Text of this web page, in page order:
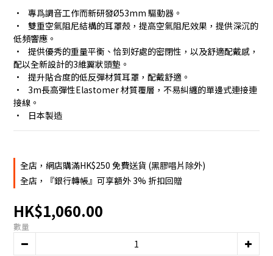
•	專爲調音工作而新研發Ø53mm 驅動器。
•	雙重空氣阻尼結構的耳罩殼，提高空氣阻尼效果，提供深沉的
低頻響應。
•	提供優秀的重量平衡、恰到好處的密閉性，以及舒適配戴感，
配以全新設計的3維翼狀頭墊。
•	提升貼合度的低反彈材質耳罩，配戴舒適。
•	3m長高彈性Elastomer 材質覆層，不易糾纏的單邊式連接連
接線。
•	日本製造
全店，網店購滿HK$250 免費送貨 (黑膠唱片除外)
全店，『銀行轉帳』可享額外 3% 折扣回贈
HK$1,060.00
數量